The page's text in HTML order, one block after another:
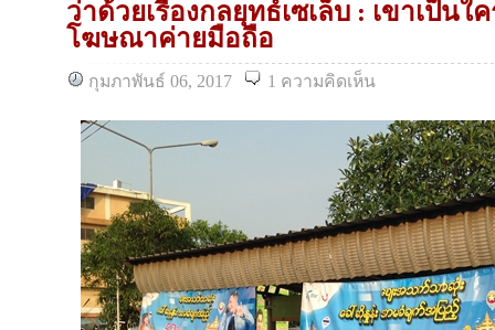
ว่าด้วยเรื่องกลยุทธ์เซเล็บ : เขาเป็นใ
โฆษณาค่ายมือถือ
กุมภาพันธ์ 06, 2017 1 ความคิดเห็น